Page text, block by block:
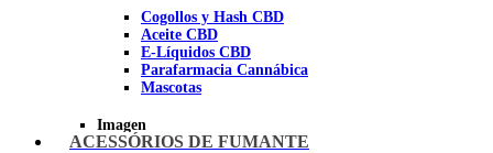
Cogollos y Hash CBD
Aceite CBD
E-Líquidos CBD
Parafarmacia Cannábica
Mascotas
Imagen
ACESSÓRIOS DE FUMANTE